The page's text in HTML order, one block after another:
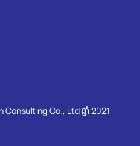
Co., Ltd ឆ្នាំ 2021 -